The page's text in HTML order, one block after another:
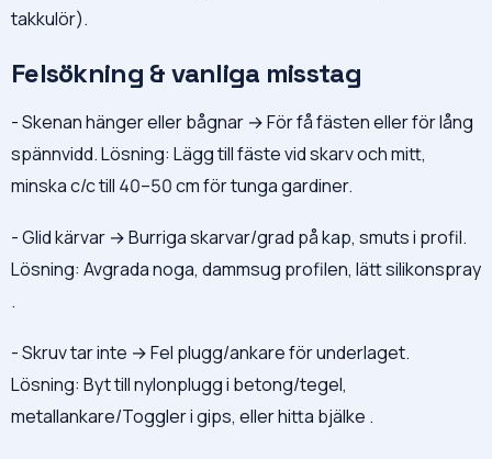
takkulör).
Felsökning & vanliga misstag
- Skenan hänger eller bågnar → För få fästen eller för lång
spännvidd. Lösning: Lägg till fäste vid skarv och mitt,
minska c/c till 40–50 cm för tunga gardiner.
- Glid kärvar → Burriga skarvar/grad på kap, smuts i profil.
Lösning: Avgrada noga, dammsug profilen, lätt silikonspray
.
- Skruv tar inte → Fel plugg/ankare för underlaget.
Lösning: Byt till nylonplugg i betong/tegel,
metallankare/Toggler i gips, eller hitta bjälke .